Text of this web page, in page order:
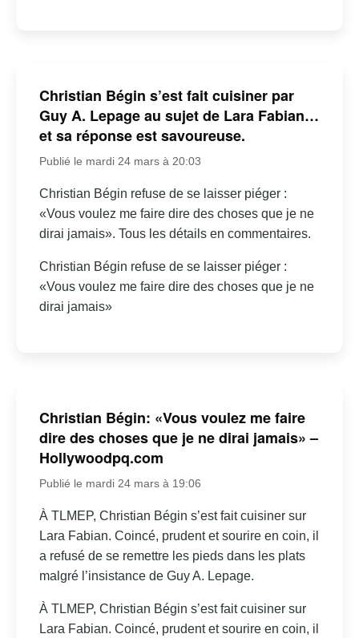
Christian Bégin s’est fait cuisiner par
Guy A. Lepage au sujet de Lara Fabian…
et sa réponse est savoureuse.
Publié le mardi 24 mars à 20:03
Christian Bégin refuse de se laisser piéger :
«Vous voulez me faire dire des choses que je ne
dirai jamais». Tous les détails en commentaires.
Christian Bégin refuse de se laisser piéger :
«Vous voulez me faire dire des choses que je ne
dirai jamais»
Christian Bégin: «Vous voulez me faire
dire des choses que je ne dirai jamais» –
Hollywoodpq.com
Publié le mardi 24 mars à 19:06
À TLMEP, Christian Bégin s’est fait cuisiner sur
Lara Fabian. Coincé, prudent et sourire en coin, il
a refusé de se remettre les pieds dans les plats
malgré l’insistance de Guy A. Lepage.
À TLMEP, Christian Bégin s’est fait cuisiner sur
Lara Fabian. Coincé, prudent et sourire en coin, il